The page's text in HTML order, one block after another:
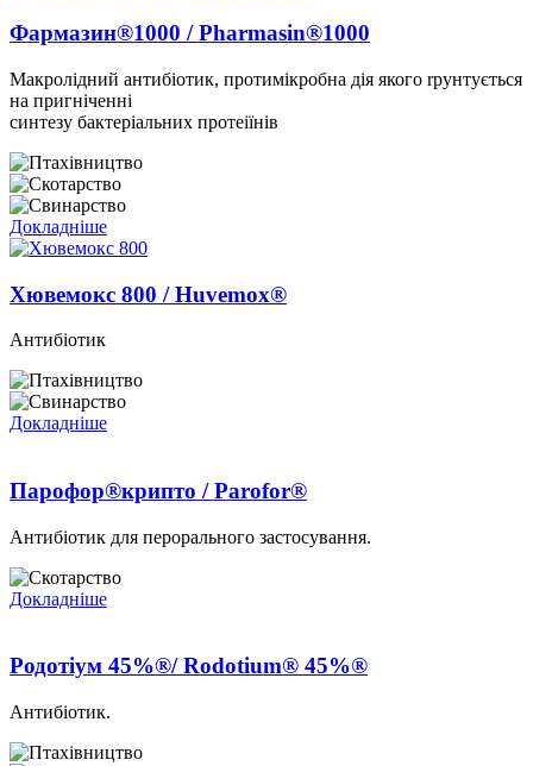
Фармазин®1000 / Pharmasin®1000
Макролiдний антибiотик, протимiкробна дiя якого rрунтується
на пригнiченнi
синтезу бактерiальних протеiїнів
Докладніше
Хювемокс 800 / Huvemox®
Антибіотик
Докладніше
Парофор®крипто / Parofor®
Антибіотик для перорального застосування.
Докладніше
Родотіум 45%®/ Rodotium® 45%®
Антибіотик.